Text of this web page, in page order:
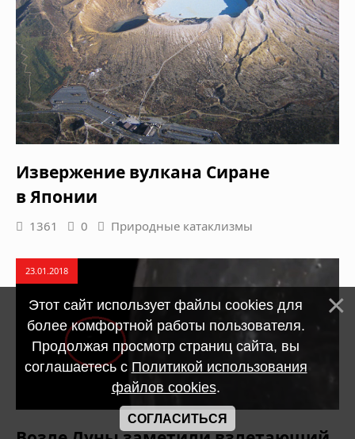
Извержение вулкана Сиране
в Японии
1361 0 Природные катаклизмы
23.01.2018
Этот сайт использует файлы cookies для
более комфортной работы пользователя.
Продолжая просмотр страниц сайта, вы
соглашаетесь с Политикой использования
файлов cookies.
СОГЛАСИТЬСЯ